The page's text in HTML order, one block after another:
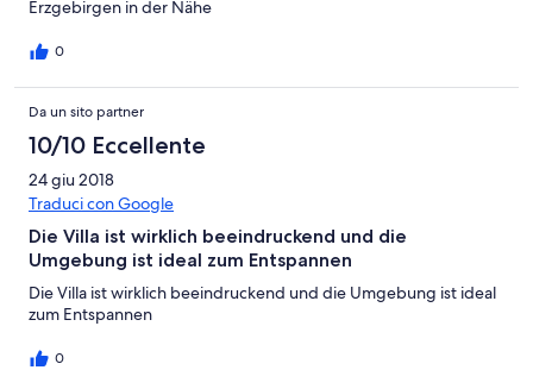
Erzgebirgen in der Nähe
0
Da un sito partner
10/10 Eccellente
24 giu 2018
Traduci con Google
Die Villa ist wirklich beeindruckend und die
Umgebung ist ideal zum Entspannen
Die Villa ist wirklich beeindruckend und die Umgebung ist ideal
zum Entspannen
0